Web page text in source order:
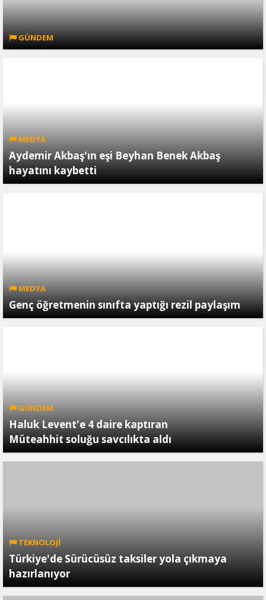
GÜNDEM
MEDYA
Aydemir Akbaş'ın eşi Beyhan Benek Akbaş
hayatını kaybetti
MEDYA
Genç öğretmenin sınıfta yaptığı rezil paylaşım
GÜNDEM
Haluk Levent'e 4 daire kaptıran
Müteahhit soluğu savcılıkta aldı
TEKNOLOJİ
Türkiye'de Sürücüsüz taksiler yola çıkmaya
hazırlanıyor